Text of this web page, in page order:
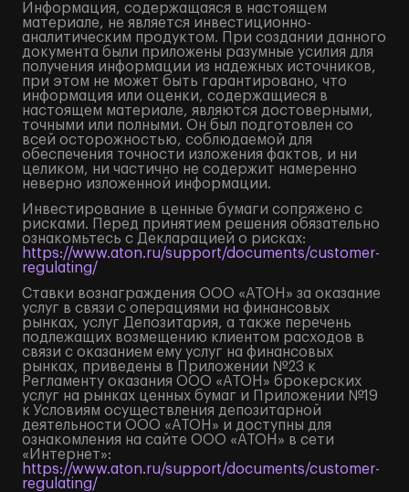
Информация, содержащаяся в настоящем
материале, не является инвестиционно-
аналитическим продуктом. При создании данного
документа были приложены разумные усилия для
получения информации из надежных источников,
при этом не может быть гарантировано, что
информация или оценки, содержащиеся в
настоящем материале, являются достоверными,
точными или полными. Он был подготовлен со
всей осторожностью, соблюдаемой для
обеспечения точности изложения фактов, и ни
целиком, ни частично не содержит намеренно
неверно изложенной информации.
Инвестирование в ценные бумаги сопряжено с
рисками. Перед принятием решения обязательно
ознакомьтесь с Декларацией о рисках:
https://www.aton.ru/support/documents/customer-
regulating/
Ставки вознаграждения ООО «АТОН» за оказание
услуг в связи с операциями на финансовых
рынках, услуг Депозитария, а также перечень
подлежащих возмещению клиентом расходов в
связи с оказанием ему услуг на финансовых
рынках, приведены в Приложении №23 к
Регламенту оказания ООО «АТОН» брокерских
услуг на рынках ценных бумаг и Приложении №19
к Условиям осуществления депозитарной
деятельности ООО «АТОН» и доступны для
ознакомления на сайте ООО «АТОН» в сети
«Интернет»:
https://www.aton.ru/support/documents/customer-
regulating/